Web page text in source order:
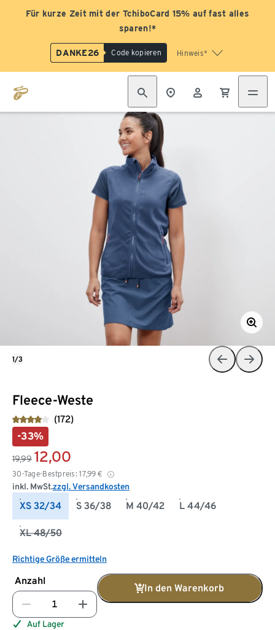
Für kurze Zeit mit der TchiboCard 15% auf fast alles
sparen!*
DANKE26 Code kopieren Hinweis*
Fleece-Weste
(172)
-33%
19,99 12,00
30-Tage-Bestpreis: 17,99 €
inkl. MwSt.zzgl. Versandkosten
XS 32/34 S 36/38 M 40/42 L 44/46
XL 48/50
Richtige Größe ermitteln
Anzahl
In den Warenkorb
Auf Lager
1/3